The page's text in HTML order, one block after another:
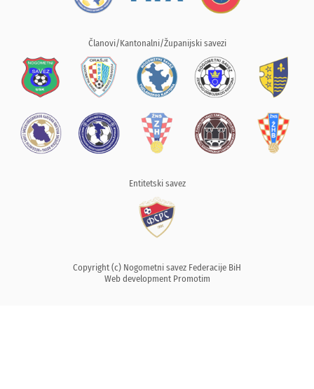
Članovi/Kantonalni/Županijski savezi
Entitetski savez
Copyright (c) Nogometni savez Federacije BiH
Web development Promotim